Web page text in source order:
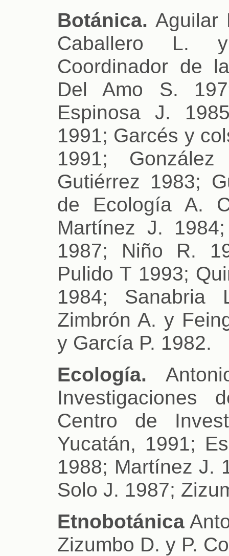
Botánica. Aguilar
Caballero L.
Coordinador de
Del Amo S.
Espinosa J.
1991; Garcés y
1991;
Gutiérrez 1983;
de Ecología A.
Martínez J.
1987; Niño R.
Pulido T 1993;
1984;
Zimbrón A. y
y García P. 1982.
Ecología.
Investigaciones
Centro de
Yucatán, 1991;
1988; Martínez J.
Solo J. 1987;
Etnobotánica
Zizumbo D. y P.